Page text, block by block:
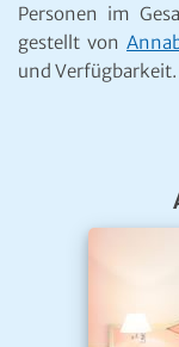
Personen im
gestellt von
und Verfügbarkeit.